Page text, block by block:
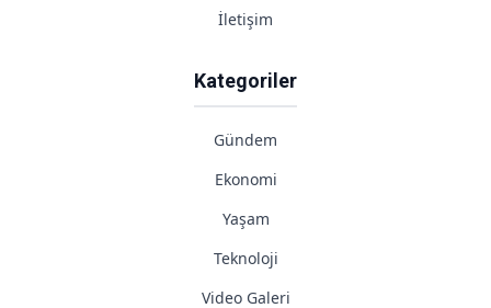
İletişim
Kategoriler
Gündem
Ekonomi
Yaşam
Teknoloji
Video Galeri